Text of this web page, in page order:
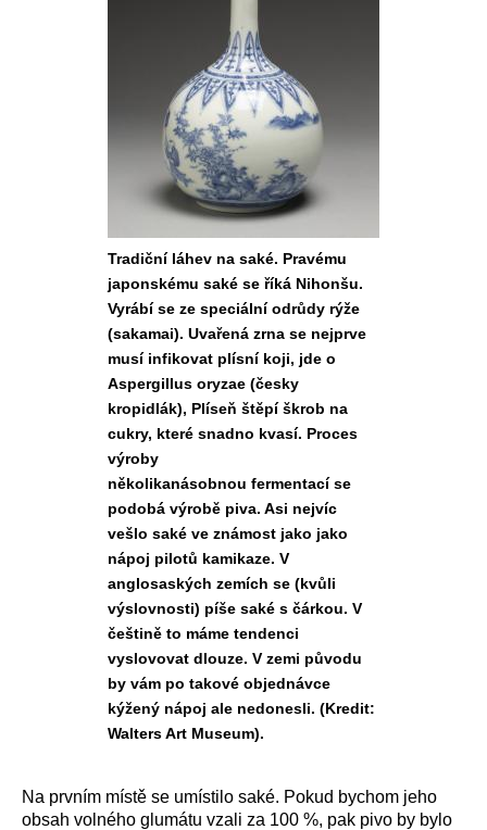
Tradiční láhev na saké. Pravému
japonskému saké se říká Nihonšu.
Vyrábí se ze speciální odrůdy rýže
(sakamai). Uvařená zrna se nejprve
musí infikovat plísní koji, jde o
Aspergillus oryzae (česky
kropidlák), Plíseň štěpí škrob na
cukry, které snadno kvasí. Proces
výroby
několikanásobnou fermentací se
podobá výrobě piva. Asi nejvíc
vešlo saké ve známost jako jako
nápoj pilotů kamikaze. V
anglosaských zemích se (kvůli
výslovnosti) píše saké s čárkou. V
češtině to máme tendenci
vyslovovat dlouze. V zemi původu
by vám po takové objednávce
kýžený nápoj ale nedonesli. (Kredit:
Walters Art Museum).
Na prvním místě se umístilo saké. Pokud bychom jeho
obsah volného glumátu vzali za 100 %, pak pivo by bylo